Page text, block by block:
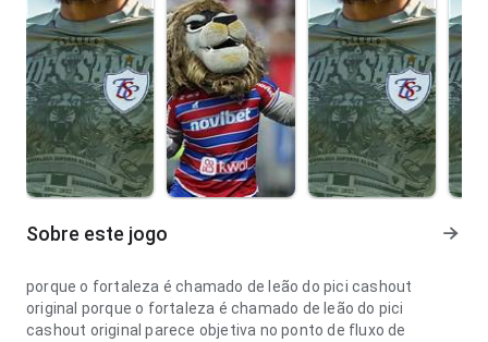
Sobre este jogo
porque o fortaleza é chamado de leão do pici cashout
original porque o fortaleza é chamado de leão do pici
cashout original parece objetiva no ponto de fluxo de